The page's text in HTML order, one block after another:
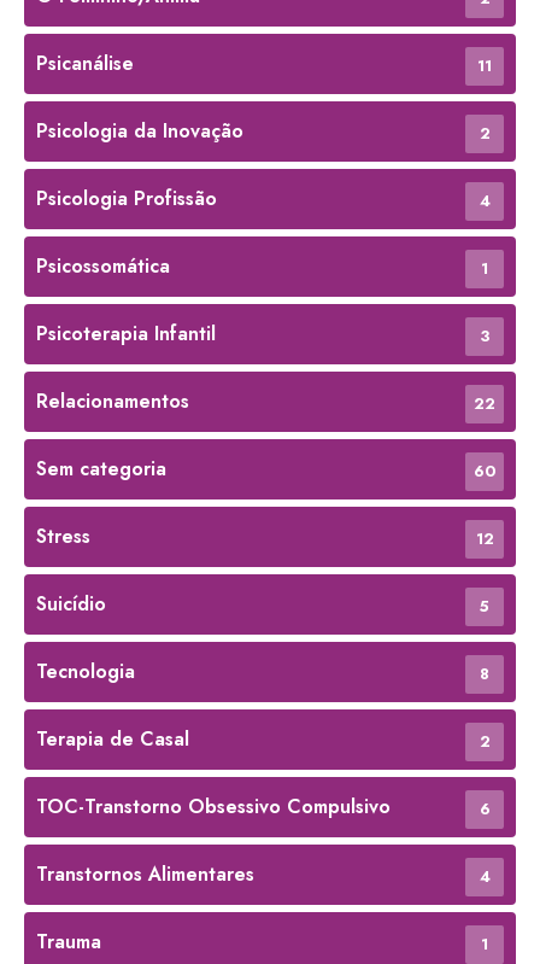
Psicanálise 11
Psicologia da Inovação 2
Psicologia Profissão 4
Psicossomática 1
Psicoterapia Infantil 3
Relacionamentos 22
Sem categoria 60
Stress 12
Suicídio 5
Tecnologia 8
Terapia de Casal 2
TOC-Transtorno Obsessivo Compulsivo 6
Transtornos Alimentares 4
Trauma 1